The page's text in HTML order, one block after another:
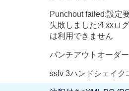
Punchout failed:設定
失敗しました:4 xxロ
は利用できません
パンチアウトオーダー
sslv 3ハンドシェイク